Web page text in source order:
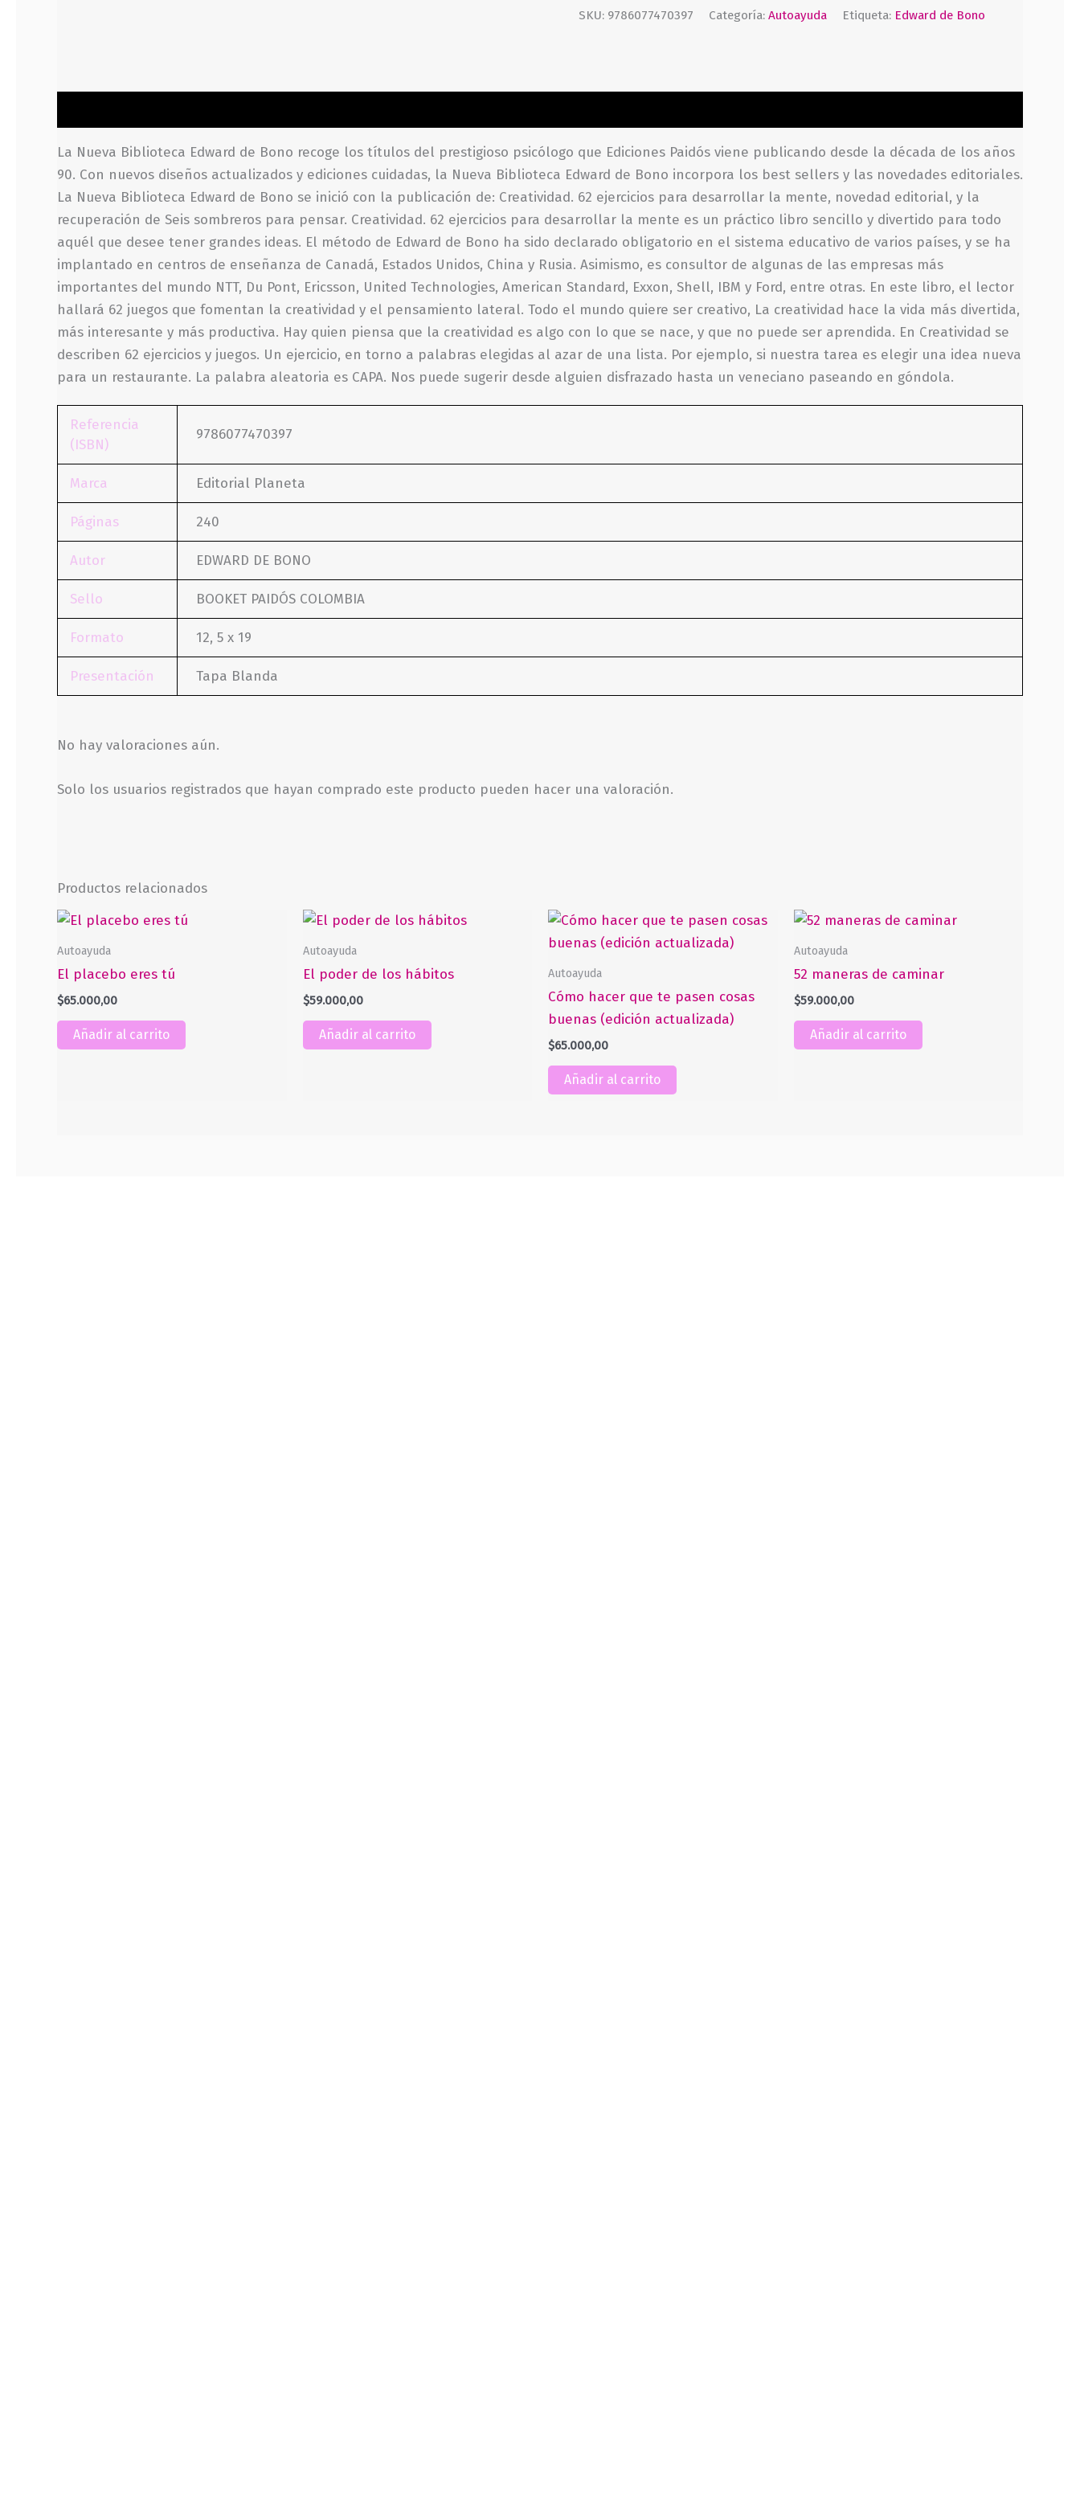
SKU: 9786077470397 Categoría:Autoayuda Etiqueta: Edward de Bono
La Nueva Biblioteca Edward de Bono recoge los títulos del prestigioso psicólogo que Ediciones Paidós viene publicando desde la década de los años
90. Con nuevos diseños actualizados y ediciones cuidadas, la Nueva Biblioteca Edward de Bono incorpora los best sellers y las novedades editoriales.
La Nueva Biblioteca Edward de Bono se inició con la publicación de: Creatividad. 62 ejercicios para desarrollar la mente, novedad editorial, y la
recuperación de Seis sombreros para pensar. Creatividad. 62 ejercicios para desarrollar la mente es un práctico libro sencillo y divertido para todo
aquél que desee tener grandes ideas. El método de Edward de Bono ha sido declarado obligatorio en el sistema educativo de varios países, y se ha
implantado en centros de enseñanza de Canadá, Estados Unidos, China y Rusia. Asimismo, es consultor de algunas de las empresas más
importantes del mundo NTT, Du Pont, Ericsson, United Technologies, American Standard, Exxon, Shell, IBM y Ford, entre otras. En este libro, el lector
hallará 62 juegos que fomentan la creatividad y el pensamiento lateral. Todo el mundo quiere ser creativo, La creatividad hace la vida más divertida,
más interesante y más productiva. Hay quien piensa que la creatividad es algo con lo que se nace, y que no puede ser aprendida. En Creatividad se
describen 62 ejercicios y juegos. Un ejercicio, en torno a palabras elegidas al azar de una lista. Por ejemplo, si nuestra tarea es elegir una idea nueva
para un restaurante. La palabra aleatoria es CAPA. Nos puede sugerir desde alguien disfrazado hasta un veneciano paseando en góndola.
Referencia
(ISBN)
9786077470397
Marca Editorial Planeta
Páginas 240
Autor EDWARD DE BONO
Sello BOOKET PAIDÓS COLOMBIA
Formato 12, 5 x 19
Presentación Tapa Blanda
No hay valoraciones aún.
Solo los usuarios registrados que hayan comprado este producto pueden hacer una valoración.
Productos relacionados
Autoayuda
El placebo eres tú
$65.000,00
Añadir al carrito
Autoayuda
El poder de los hábitos
$59.000,00
Añadir al carrito
Autoayuda
Cómo hacer que te pasen cosas
buenas (edición actualizada)
$65.000,00
Añadir al carrito
Autoayuda
52 maneras de caminar
$59.000,00
Añadir al carrito